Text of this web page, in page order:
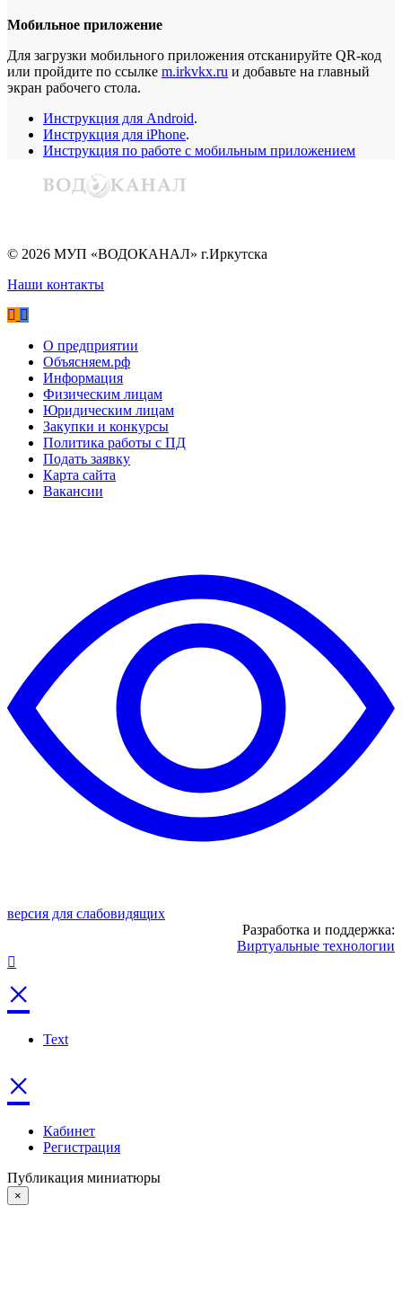
Мобильное приложение
Для загрузки мобильного приложения отсканируйте QR-код
или пройдите по ссылке m.irkvkx.ru и добавьте на главный
экран рабочего стола.
Инструкция для Android.
Инструкция для iPhone.
Инструкция по работе с мобильным приложением
© 2026 МУП «ВОДОКАНАЛ» г.Иркутска
Наши контакты
О предприятии
Объясняем.рф
Информация
Физическим лицам
Юридическим лицам
Закупки и конкурсы
Политика работы с ПД
Подать заявку
Карта сайта
Вакансии
версия для слабовидящих
Разработка и поддержка:
Виртуальные технологии
×
Text
×
Кабинет
Регистрация
Публикация миниатюры
×